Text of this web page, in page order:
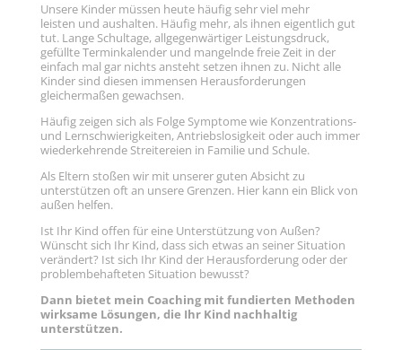
Unsere Kinder müssen heute häufig sehr viel mehr
leisten und aushalten. Häufig mehr, als ihnen eigentlich gut
tut. Lange Schultage, allgegenwärtiger Leistungsdruck,
gefüllte Terminkalender und mangelnde freie Zeit in der
einfach mal gar nichts ansteht setzen ihnen zu. Nicht alle
Kinder sind diesen immensen Herausforderungen
gleichermaßen gewachsen.
Häufig zeigen sich als Folge Symptome wie Konzentrations-
und Lernschwierigkeiten, Antriebslosigkeit oder auch immer
wiederkehrende Streitereien in Familie und Schule.
Als Eltern stoßen wir mit unserer guten Absicht zu
unterstützen oft an unsere Grenzen. Hier kann ein Blick von
außen helfen.
Ist Ihr Kind offen für eine Unterstützung von Außen?
Wünscht sich Ihr Kind, dass sich etwas an seiner Situation
verändert? Ist sich Ihr Kind der Herausforderung oder der
problembehafteten Situation bewusst?
Dann bietet mein Coaching mit fundierten Methoden
wirksame Lösungen, die Ihr Kind nachhaltig
unterstützen.